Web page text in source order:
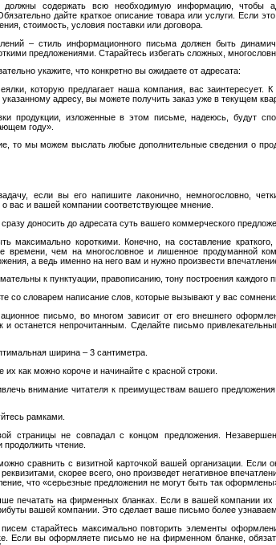
содержать всю необходимую информацию, чтобы
дайте краткое описание товара или услуги. Если
стоимость, условия поставки или договора.
– стиль информационного письма должен быть
предложениями. Старайтесь избегать сложных,
укажите, что конкретно вы ожидаете от адресата:
которую предлагает наша компания, вас заинтересует.
адресу, вы можете получить заказ уже в текущем
продукции, изложенные в этом письме, надеюсь, будут
году».
то мы можем выслать любые дополнительные сведения о
если вы его напишите лаконично, немногословно,
вас и вашей компании соответствующее мнение.
доносить до адресата суть вашего коммерческого
короткими. Конечно, на составление краткого,
времени, чем на многословное и лишенное продуманной
а ведь именно на него вам и нужно произвести
к пунктуации, правописанию, тону построения каждого
со словарем написание слов, которые вызывают у вас
письмо, во многом зависит от его внешнего
и останется непрочитанным. Сделайте письмо
ширина – 3 сантиметра.
как можно короче и начинайте с красной строки.
внимание читателя к преимуществам вашего
рамками.
страницы не совпадал с концом предложения.
продолжить чтение.
сравнить с визитной карточкой вашей организации. Если
скорее всего, оно произведет негативное
что «серьезные предложения не могут быть так
печатать на фирменных бланках. Если в вашей компании их
вашей компании. Это сделает ваше письмо более
старайтесь максимально повторить элементы
Если вы оформляете письмо не на фирменном бланке,